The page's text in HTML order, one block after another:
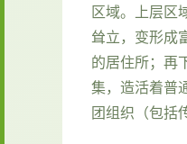
区域。上层区
耸立，变形成
的居住所；再
集，造活着普
团组织（包括